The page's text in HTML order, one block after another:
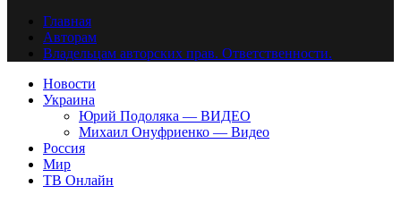
Главная
Авторам
Владельцам авторских прав. Ответственности.
Новости
Украина
Юрий Подоляка — ВИДЕО
Михаил Онуфриенко — Видео
Россия
Мир
ТВ Онлайн